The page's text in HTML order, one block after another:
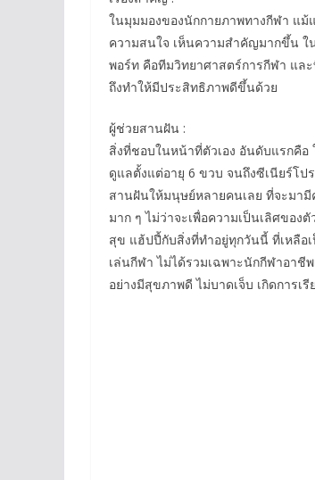
ในมุมมองของนักกายภาพทางกีฬา แ
ความสนใจ เห็นความสำคัญมากขึ้น ใ
พอร์ท คือทีมวิทยาศาสตร์การกีฬา แล
ถึงทำให้มีประสิทธิภาพดีขึ้นด้วย
ผู้ช่วยสานฝัน :
สิ่งที่ชอบในหน้าที่ตัวเอง อันดับแรกคือ
ดูแลตั้งแต่อายุ 6 ขวบ จนถึงซีเนียร์โ
สานฝันให้มนุษย์หลายคนเลย ที่จะมา
มาก ๆ ไม่ว่าจะเพื่อความเป็นเลิศของ
สุข แฮ้ปปี้กับสิ่งที่ทำอยู่ทุกวันนี้ ที่เหลือ
เล่นกีฬา ไม่ได้รวมเฉพาะนักกีฬาอาชี
อย่างมีสุขภาพดี ไม่บาดเจ็บ เกิดการ